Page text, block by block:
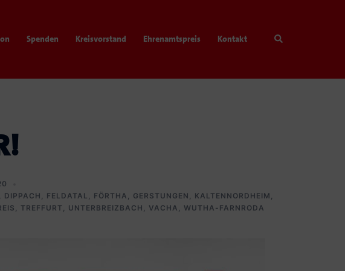
Spenden Kreisvorstand Ehrenamtspreis Kontakt Search
DIPPACH FELDATAL FÖRTHA GERSTUNGEN KALTENNORDHEIM
TREFFURT UNTERBREIZBACH VACHA WUTHA-FARNRODA